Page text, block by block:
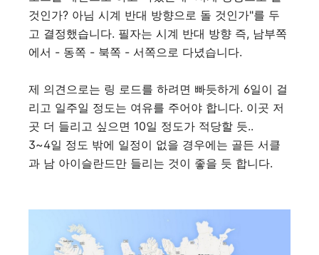
것인가? 아님 시계 반대 방향으로 돌 것인가"를 두
고 결정했습니다. 필자는 시계 반대 방향 즉, 남부쪽
에서 - 동쪽 - 북쪽 - 서쪽으로 다녔습니다.
제 의견으로는 링 로드를 하려면 빠듯하게 6일이 걸
리고 일주일 정도는 여유를 주어야 합니다. 이곳 저
곳 더 들리고 싶으면 10일 정도가 적당할 듯..
3~4일 정도 밖에 일정이 없을 경우에는 골든 서클
과 남 아이슬란드만 들리는 것이 좋을 듯 합니다.